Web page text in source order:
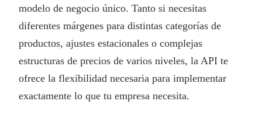
modelo de negocio único. Tanto si necesitas
diferentes márgenes para distintas categorías de
productos, ajustes estacionales o complejas
estructuras de precios de varios niveles, la API te
ofrece la flexibilidad necesaria para implementar
exactamente lo que tu empresa necesita.